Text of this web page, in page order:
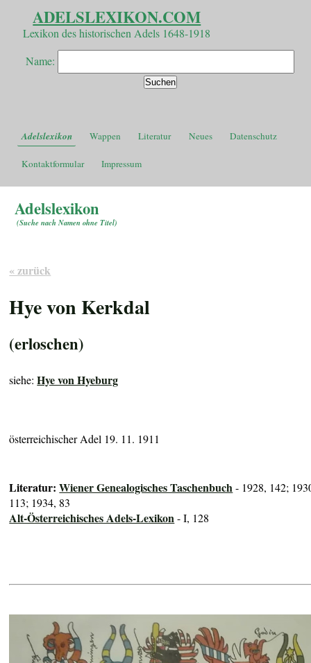
ADELSLEXIKON.COM
Lexikon des historischen Adels 1648-1918
Name:
Adelslexikon Wappen Literatur Neues Datenschutz
Kontaktformular Impressum
Adelslexikon
(Suche nach Namen ohne Titel)
« zurück
Hye von Kerkdal
(erloschen)
siehe:Hye von Hyeburg
österreichischer Adel 19. 11. 1911
Literatur:Wiener Genealogisches Taschenbuch- 1928, 142;
113; 1934, 83
Alt-Österreichisches Adels-Lexikon- I, 128